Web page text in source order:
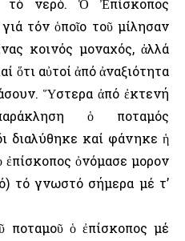
τό νερό. Ὁ Ἐπίσκοπος
τόν ὁποῖο τοῦ μίλησαν
κοινός μοναχός, ἀλλά
ὅτι αὐτοί ἀπό ἀναξιότητα
Ὕστερα ἀπό ἐκτενή
ὁ ποταμός
διαλύθηκε καί φάνηκε ἡ
ὀνόμασε Ὅμορον
τό γνωστό σήμερα μέ τ’
ποταμοῦ ὁ ἐπίσκοπος μέ